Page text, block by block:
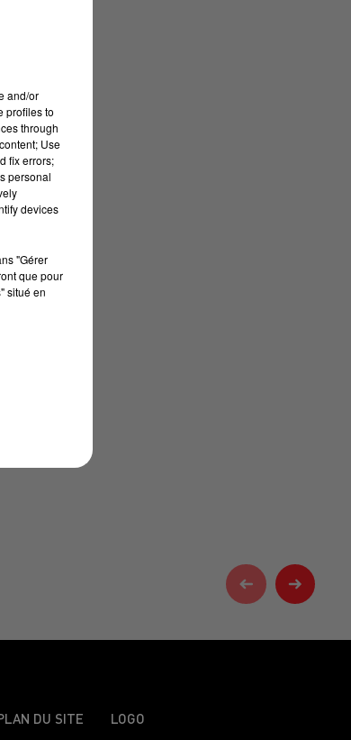
DU SITE LOGO
and/or
profiles to
through
Use
fix errors;
personal
devices
"Gérer
que pour
situé en